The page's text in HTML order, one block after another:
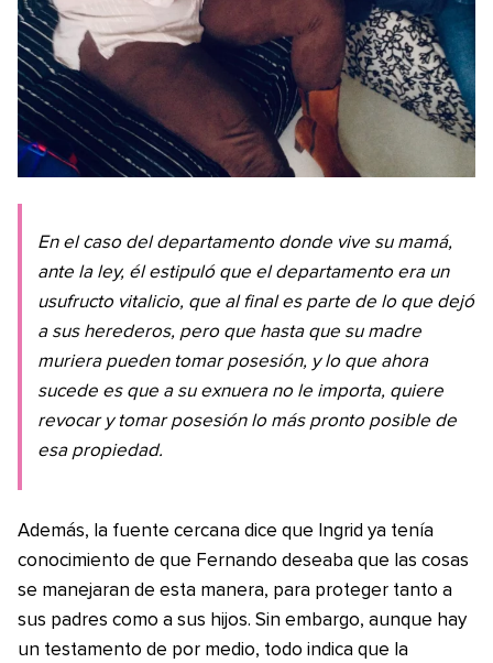
En el caso del departamento donde vive su mamá,
ante la ley, él estipuló que el departamento era un
usufructo vitalicio, que al final es parte de lo que dejó
a sus herederos, pero que hasta que su madre
muriera pueden tomar posesión, y lo que ahora
sucede es que a su exnuera no le importa, quiere
revocar y tomar posesión lo más pronto posible de
esa propiedad.
Además, la fuente cercana dice que Ingrid ya tenía
conocimiento de que Fernando deseaba que las cosas
se manejaran de esta manera, para proteger tanto a
sus padres como a sus hijos. Sin embargo, aunque hay
un testamento de por medio, todo indica que la